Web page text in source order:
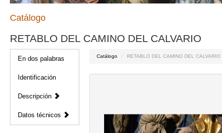
Catálogo
RETABLO DEL CAMINO DEL CALVARIO
En dos palabras
Identificación
Descripción
Datos técnicos
Catálogo RETABLO DEL CAMINO DEL CALVARIO